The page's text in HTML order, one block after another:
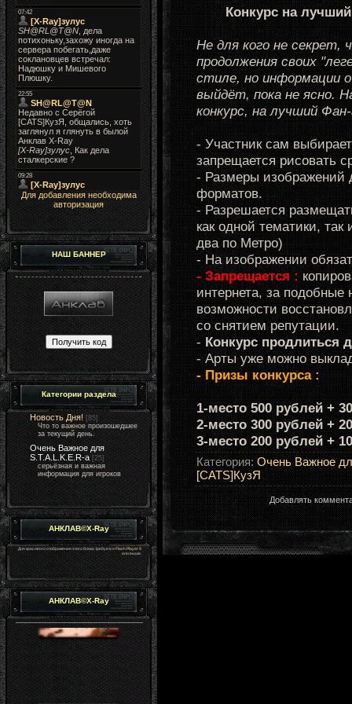
Для добавления необходима
авторизация
НАШ БАННЕР
Категории раздела
Новость Дня! [85]
Что то важное произошедшее
за текущий день.
Очень Важное для
S.T.A.L.K.E.R-а [25]
серьёзная и важная
информация для игроков
АНКЛАВ©X-Ray
Для красивого отображения этого блока требуетсяFlash Player 9
или выше.
АНКЛАВ©X-Ray
Конкурс на
Не для кого не
продолжения своих
стиле, но информации о
выйдёт, пока не ясно.
конкурс, на лучший
- Участник сам
запрещается рисовать
- Размеры
форматов.
- Разрешается
как одной тематики,
два по Метро)
- На изображении
- Запрещается :
интернета, за
возможности
со снятием репутации.
- Конкурс продлиться
- Арты уже можно
- Призы конкурса :
1-место 500 рублей +
2-место 300 рублей +
3-место 200 рублей +
Категория: Очень Важное
[CATS]КузЯ
Добавлять